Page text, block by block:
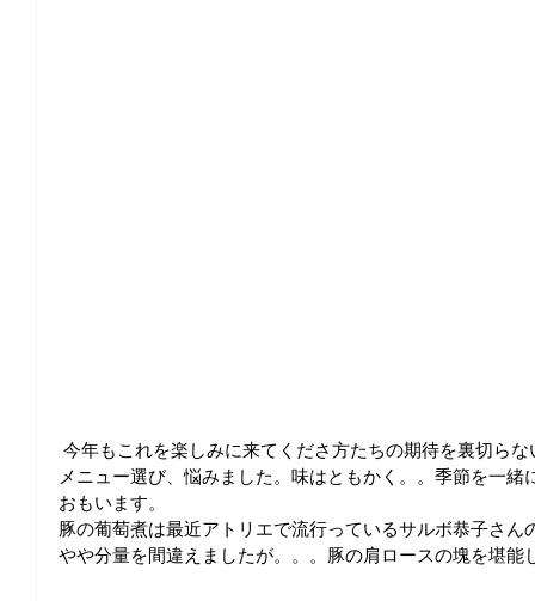
今年もこれを楽しみに来てくださ方たちの期待を裏切らな
メニュー選び、悩みました。味はともかく。。季節を一
おもいます。
豚の葡萄煮は最近アトリエで流行っているサルボ恭子さん
やや分量を間違えましたが。。。豚の肩ロースの塊を堪能